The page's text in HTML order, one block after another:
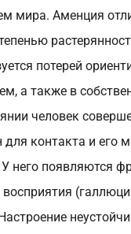
мира. Аменция
потерей
а также в
человек
для контакта и его
У него появляются